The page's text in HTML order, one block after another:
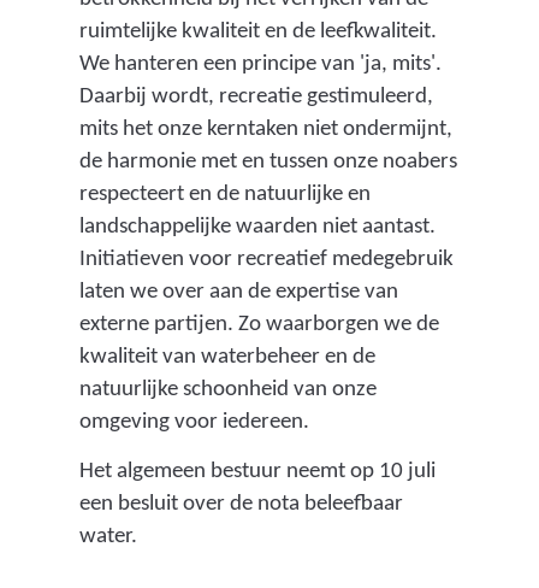
e
r
d
e
w
a
e
r
a
l
o
ruimtelijke kwaliteit en de leefkwaliteit.
We hanteren een principe van 'ja, mits'.
Daarbij wordt, recreatie gestimuleerd,
mits het onze kerntaken niet ondermijnt,
de harmonie met en tussen onze noabers
respecteert en de natuurlijke en
landschappelijke waarden niet aantast.
Initiatieven voor recreatief medegebruik
laten we over aan de expertise van
externe partijen. Zo waarborgen we de
kwaliteit van waterbeheer en de
natuurlijke schoonheid van onze
omgeving voor iedereen.
Het algemeen bestuur neemt op 10 juli
een besluit over de nota beleefbaar
water.